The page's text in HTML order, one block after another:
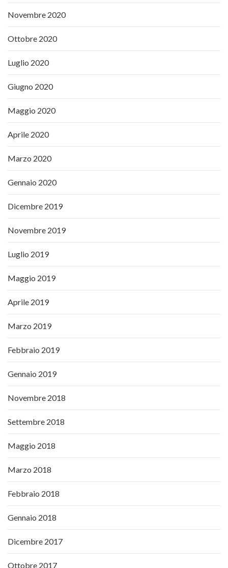
Novembre 2020
Ottobre 2020
Luglio 2020
Giugno 2020
Maggio 2020
Aprile 2020
Marzo 2020
Gennaio 2020
Dicembre 2019
Novembre 2019
Luglio 2019
Maggio 2019
Aprile 2019
Marzo 2019
Febbraio 2019
Gennaio 2019
Novembre 2018
Settembre 2018
Maggio 2018
Marzo 2018
Febbraio 2018
Gennaio 2018
Dicembre 2017
Ottobre 2017